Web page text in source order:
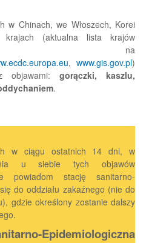
w Chinach, we Włoszech, Korei
krajach (aktualna lista krajów
na
,www.gis.gov.pl)
objawami: gorączki, kaszlu,
.
w ciągu ostatnich 14 dni, w
u siebie tych objawów
powiadom stację sanitarno-
do oddziału zakaźnego (nie do
gdzie określony zostanie dalszy
Epidemiologiczna